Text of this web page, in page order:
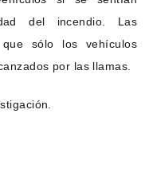
del incendio. Las
sólo los vehículos
por las llamas.